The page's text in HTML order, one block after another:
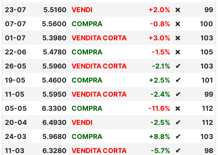
23-07
5.5160 VENDI +2.0% ❌
99
07-07
5.5600 COMPRA -0.8% ❌
100
01-07
5.3980 VENDITA CORTA +3.0% ❌
103
22-06
5.4780 COMPRA -1.5% ❌
105
26-05
5.5960 VENDITA CORTA -2.1% ✔
103
19-05
5.4600 COMPRA +2.5% ✔
101
11-05
5.5950 VENDITA CORTA -2.4% ✔
99
05-05
6.3300 COMPRA -11.6% ❌
112
20-04
6.4930 VENDI -2.5% ✔
112
24-03
5.9680 COMPRA +8.8% ✔
103
11-03
6.3280 VENDITA CORTA -5.7% ✔
98